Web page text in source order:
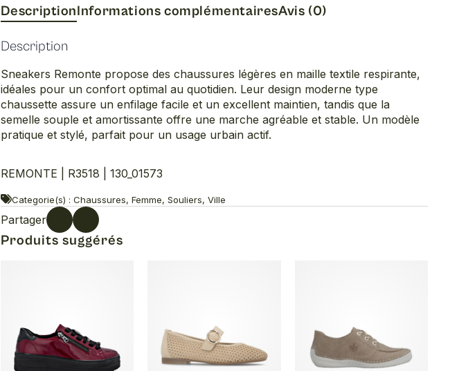
DescriptionInformations complémentairesAvis (0)
Description
Sneakers Remonte propose des chaussures légères en maille textile respirante,
idéales pour un confort optimal au quotidien. Leur design moderne type
chaussette assure un enfilage facile et un excellent maintien, tandis que la
semelle souple et amortissante offre une marche agréable et stable. Un modèle
pratique et stylé, parfait pour un usage urbain actif.
REMONTE | R3518 | 130_01573
Categorie(s) : Chaussures, Femme, Souliers, Ville
Partager
Produits suggérés